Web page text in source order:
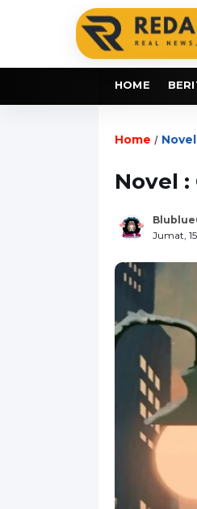
HOME
Home / Novel
Novel :
Jumat,